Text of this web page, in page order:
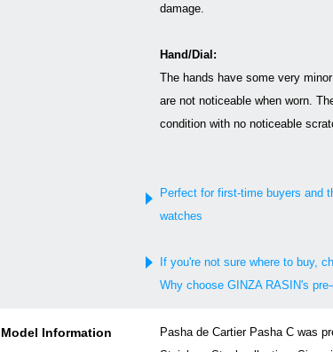
damage.
Hand/Dial:
The hands have some very
are not noticeable when worn.
condition with no noticeable
Perfect for first-time buyers and
watches
If you're not sure where to buy,
Why choose GINZA RASIN's
Model Information
Pasha de Cartier Pasha C was